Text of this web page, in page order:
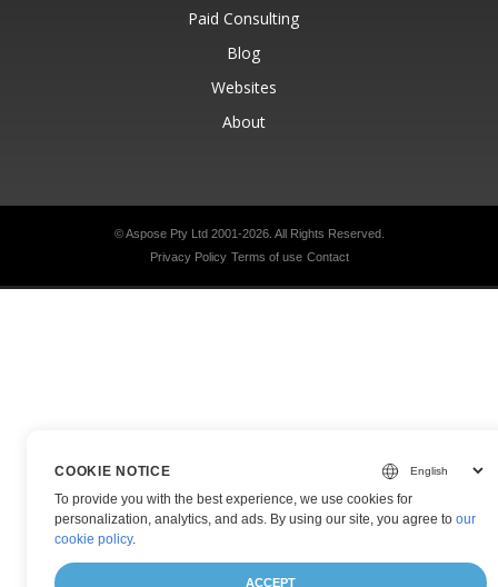
Paid Consulting
Blog
Websites
About
© Aspose Pty Ltd 2001-2026. All Rights Reserved.
Privacy Policy Terms of use Contact
COOKIE NOTICE
To provide you with the best experience, we use cookies for
personalization, analytics, and ads. By using our site, you agree toour
cookie policy.
ACCEPT